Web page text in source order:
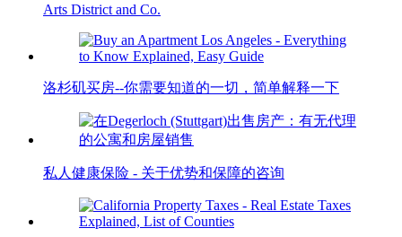
Arts District and Co.
洛杉矶买房--你需要知道的一切，简单解释一下
私人健康保险 - 关于优势和保障的咨询